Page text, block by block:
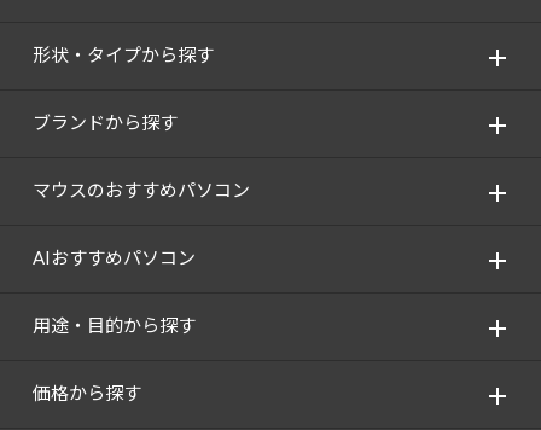
形状・タイプから探す
ブランドから探す
マウスのおすすめパソコン
AIおすすめパソコン
用途・目的から探す
価格から探す